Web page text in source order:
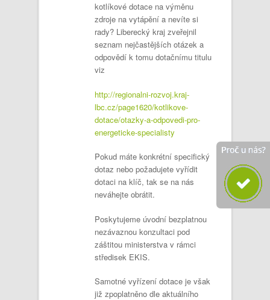
kotlíkové dotace na výměnu
zdroje na vytápění a nevíte si
rady? Liberecký kraj zveřejnil
seznam nejčastějších otázek a
odpovědí k tomu dotačnímu titulu
viz
http://regionalni-rozvoj.kraj-
lbc.cz/page1620/kotlikove-
dotace/otazky-a-odpovedi-pro-
energeticke-specialisty
Pokud máte konkrétní specifický
dotaz nebo požadujete vyřídit
dotaci na klíč, tak se na nás
neváhejte obrátit.
Poskytujeme úvodní bezplatnou
nezávaznou konzultaci pod
záštitou ministerstva v rámci
středisek EKIS.
Samotné vyřízení dotace je však
již zpoplatněno dle aktuálního